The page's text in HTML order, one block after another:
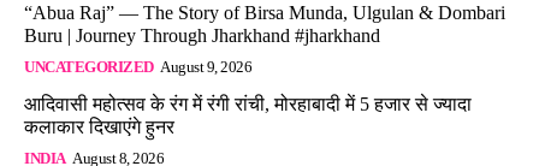
“Abua Raj” — The Story of Birsa Munda, Ulgulan & Dombari
Buru | Journey Through Jharkhand #jharkhand
UNCATEGORIZED August 9, 2026
आदिवासी महोत्सव के रंग में रंगी रांची, मोरहाबादी में 5 हजार से ज्यादा
कलाकार दिखाएंगे हुनर
INDIA August 8, 2026